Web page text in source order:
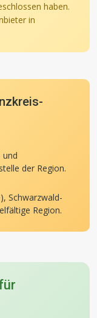
haben.
in
und
der Region.
Schwarzwald-
Region.